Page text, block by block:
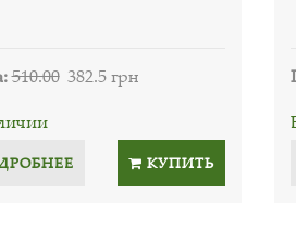
510.00 382.5 грн
КУПИТЬ